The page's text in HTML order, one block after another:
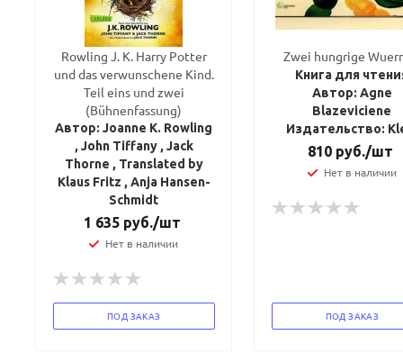
Rowling J. K. Harry Potter
und das verwunschene Kind.
Teil eins und zwei
(Bühnenfassung)
Автор: Joanne K. Rowling
, John Tiffany , Jack
Thorne , Translated by
Klaus Fritz , Anja Hansen-
Schmidt
1 635руб./шт
Нет в наличии
ПОД ЗАКАЗ
Zwei hungrige
Книга для
Автор: Agne
Blazeviciene
Издательство:
810руб./шт
Нет в наличии
ПОД ЗАКАЗ